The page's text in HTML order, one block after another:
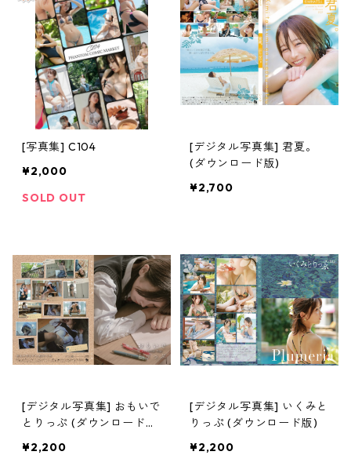
[写真集] C104
¥2,000
SOLD OUT
[デジタル写真集] 君夏。
(ダウンロード版)
¥2,700
[デジタル写真集] おもいで
とりっぷ (ダウンロード
¥2,200
[デジタル写真集] いくみと
りっぷ (ダウンロード版)
¥2,200